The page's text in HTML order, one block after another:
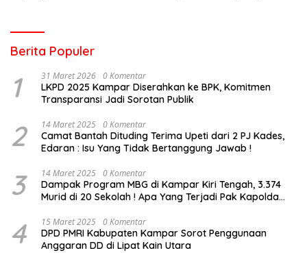
Berita Populer
1 31 Maret 2026 0 Komentar
LKPD 2025 Kampar Diserahkan ke BPK, Komitmen
Transparansi Jadi Sorotan Publik
2 14 Maret 2025 0 Komentar
Camat Bantah Dituding Terima Upeti dari 2 PJ Kades,
Edaran : Isu Yang Tidak Bertanggung Jawab !
3 14 Maret 2025 0 Komentar
Dampak Program MBG di Kampar Kiri Tengah, 3.374
Murid di 20 Sekolah ! Apa Yang Terjadi Pak Kapolda
4 15 Maret 2025 0 Komentar
DPD PMRI Kabupaten Kampar Sorot Penggunaan
Anggaran DD di Lipat Kain Utara